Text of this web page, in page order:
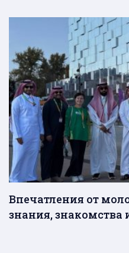
Впечатления от
знания, знакомства